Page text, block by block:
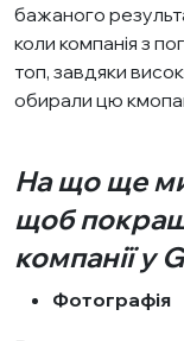
бажаного
коли компанія з
топ, завдяки
обирали цю
На що ще
щоб
компанії у
Фотографія